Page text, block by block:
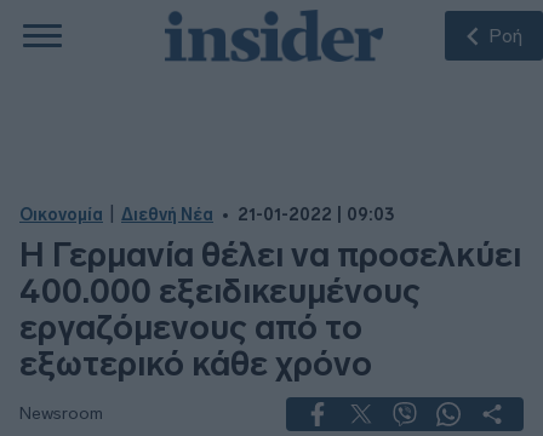
Ροή
Οικονομία Διεθνή Νέα 21-01-2022 | 09:03
Η Γερμανία θέλει να προσελκύει
400.000 εξειδικευμένους
εργαζόμενους από το
εξωτερικό κάθε χρόνο
Newsroom